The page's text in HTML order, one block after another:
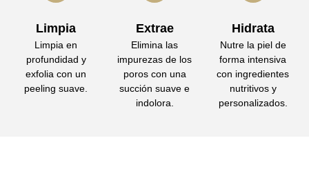
Limpia
Limpia en
profundidad y
exfolia con un
peeling suave.
Extrae
Elimina las
impurezas de los
poros con una
succión suave e
indolora.
Hidrata
Nutre la piel de
forma intensiva
con ingredientes
nutritivos y
personalizados.